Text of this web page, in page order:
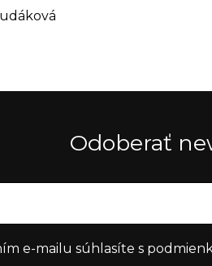
Odoberať
e-mailu súhlasíte s